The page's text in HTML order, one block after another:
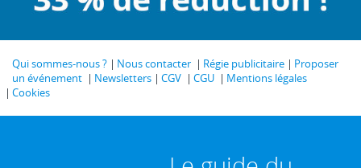
Qui sommes-nous ? Nous contacter Régie publicitaire
Proposer
un événement
Newsletters CGV CGU
Mentions légales
Cookies